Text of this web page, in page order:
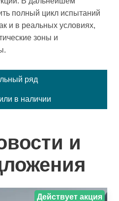
полный цикл испытаний
и в реальных условиях,
зоны и
ряд
в наличии
и
Действует акция